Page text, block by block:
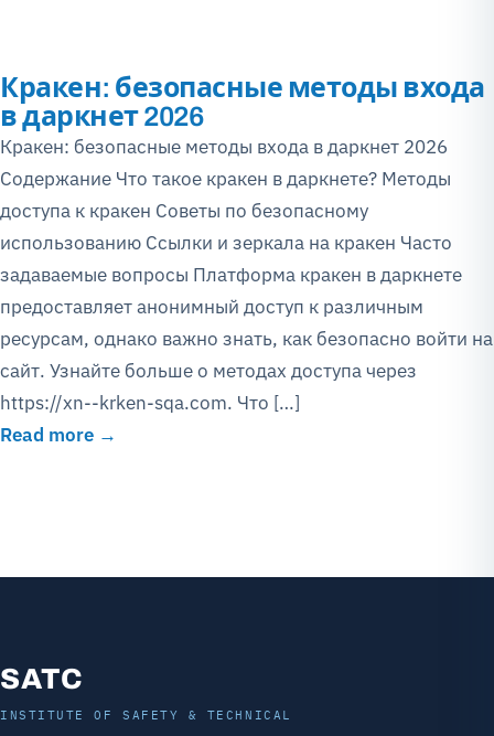
Кракен: безопасные методы входа
в даркнет 2026
Кракен: безопасные методы входа в даркнет 2026
Содержание Что такое кракен в даркнете? Методы
доступа к кракен Советы по безопасному
использованию Ссылки и зеркала на кракен Часто
задаваемые вопросы Платформа кракен в даркнете
предоставляет анонимный доступ к различным
ресурсам, однако важно знать, как безопасно войти на
сайт. Узнайте больше о методах доступа через
https://xn--krken-sqa.com. Что […]
Read more →
SATC
INSTITUTE OF SAFETY & TECHNICAL